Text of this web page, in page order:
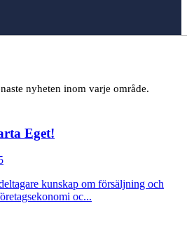
nyheten inom varje område.
Eget!
kunskap om försäljning och
oc...